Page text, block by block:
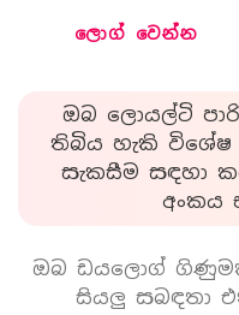
ලොග් වෙන්න
ඔබ ලොයල්ටි
තිබිය හැකි විශේෂ
සැකසීම සඳහා
අංකය
ඔබ ඩයලොග්
සියලු සබඳතා